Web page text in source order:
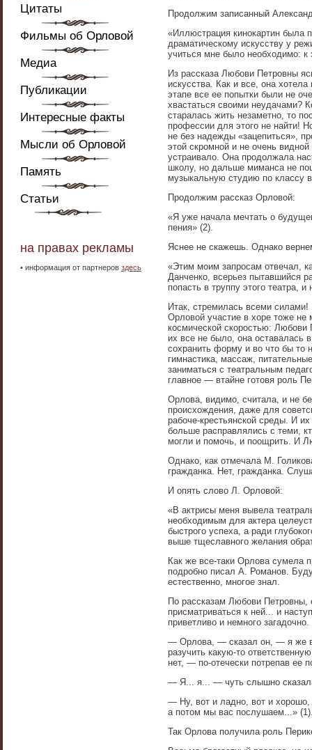
Цитаты
Фильмы об Орловой
Медиа
Публикации
Интересные факты
Мысли об Орловой
Память
Статьи
на правах рекламы
• информация от партнеров здесь
Продолжим записанный
«Иллюстрация кинокартин была
драматическому искусству у
учиться мне было необходимо:
Из рассказа Любови Петровны
искусства. Как и все, она
этапе все ее попытки были не
хвастаться своими неудачами?
старалась жить незаметно, то
профессии для этого не найти!
не без надежды «зацепиться»,
этой скромной и не очень
устраивало. Она продолжала
школу, но дальше миманса не
музыкальную студию по классу
Продолжим рассказ Орловой:
«Я уже начала мечтать о
пения» (2).
Яснее не скажешь. Однако
«Этим моим запросам отвечал,
Данченко, всерьез пытавшийся
попасть в труппу этого театра,
Итак, стремилась всеми силами!
Орловой участие в хоре тоже
космической скоростью:
их все не было, она оставалась
сохранить форму и во что бы то
гимнастика, массаж,
заниматься с театральным
главное — втайне готовя роль
Орлова, видимо, считала, и не
происхождения, даже для
рабоче-крестьянской среды. И
больше расправлялись с теми,
могли и помочь, и поощрить. И
Однако, как отмечала М.
гражданка. Нет, гражданка.
И опять слово Л. Орловой:
«В актрисы меня вывела
необходимым для актера
быстрого успеха, а ради
выше тщеславного желания
Как же все-таки Орлова сумела
подробно писал А. Романов.
естественно, многое знал.
По рассказам Любови Петровны,
присматриваться к ней... и
приветливо и немного загадочно.
— Орлова, — сказал он, — я же
разучить какую-то
нет, — по-отечески потрепав ее
— Я... я... — чуть слышно
— Ну, вот и ладно, вот и
а потом мы вас послушаем...»
Так Орлова получила роль